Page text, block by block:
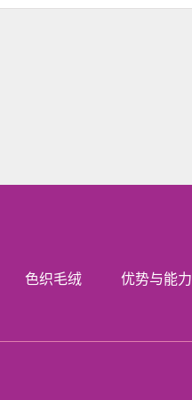
色织毛绒 优势与能力